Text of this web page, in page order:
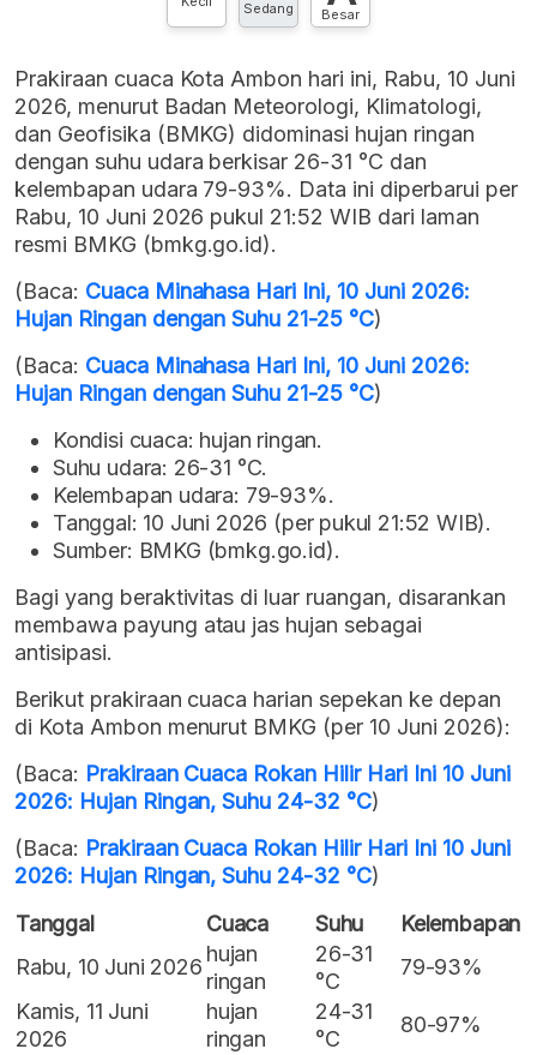
Sedang Besar
Prakiraan cuaca Kota Ambon hari ini, Rabu, 10 Juni
2026, menurut Badan Meteorologi, Klimatologi,
dan Geofisika (BMKG) didominasi hujan ringan
dengan suhu udara berkisar 26-31 °C dan
kelembapan udara 79-93%. Data ini diperbarui per
Rabu, 10 Juni 2026 pukul 21:52 WIB dari laman
resmi BMKG (bmkg.go.id).
(Baca: Cuaca Minahasa Hari Ini, 10 Juni 2026:
Hujan Ringan dengan Suhu 21-25 °C)
(Baca: Cuaca Minahasa Hari Ini, 10 Juni 2026:
Hujan Ringan dengan Suhu 21-25 °C)
Kondisi cuaca: hujan ringan.
Suhu udara: 26-31 °C.
Kelembapan udara: 79-93%.
Tanggal: 10 Juni 2026 (per pukul 21:52 WIB).
Sumber: BMKG (bmkg.go.id).
Bagi yang beraktivitas di luar ruangan, disarankan
membawa payung atau jas hujan sebagai
antisipasi.
Berikut prakiraan cuaca harian sepekan ke depan
di Kota Ambon menurut BMKG (per 10 Juni 2026):
(Baca: Prakiraan Cuaca Rokan Hilir Hari Ini 10 Juni
2026: Hujan Ringan, Suhu 24-32 °C)
(Baca: Prakiraan Cuaca Rokan Hilir Hari Ini 10 Juni
2026: Hujan Ringan, Suhu 24-32 °C)
Tanggal
Cuaca Suhu
Kelembapan
Rabu, 10 Juni 2026
hujan
ringan
26-31
°C
79-93%
Kamis, 11 Juni
2026
hujan
ringan
24-31
°C
80-97%